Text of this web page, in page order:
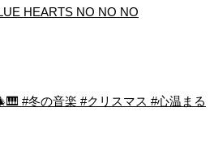
HEARTS NO NO NO
#冬の音楽 #クリスマス #心温まる